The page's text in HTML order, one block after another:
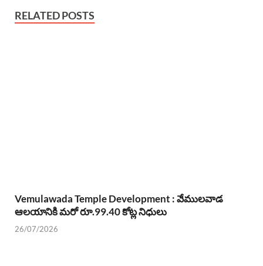
RELATED POSTS
Vemulawada Temple Development : వేములవాడ
ఆలయానికి మరో రూ.99.40 కోట్ల నిధులు
26/07/2026